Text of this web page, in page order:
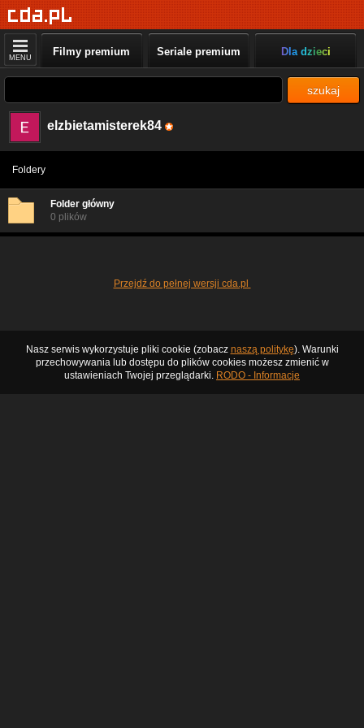
MENU Filmy premium Seriale premium Dla dzieci
szukaj
elzbietamisterek84
Foldery
Folder główny
0 plików
Przejdź do pełnej wersji cda.pl
Nasz serwis wykorzystuje pliki cookie (zobacz naszą politykę). Warunki
przechowywania lub dostępu do plików cookies możesz zmienić w
ustawieniach Twojej przeglądarki. RODO - Informacje